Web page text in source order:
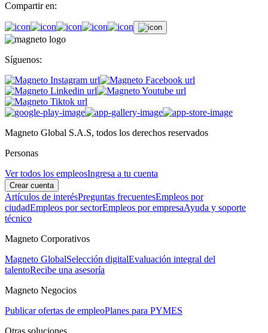
Compartir en:
Síguenos:
Magneto Global S.A.S, todos los derechos reservados
Personas
Ver todos los empleosIngresa a tu cuenta
Crear cuenta
Artículos de interésPreguntas frecuentesEmpleos por
ciudadEmpleos por sectorEmpleos por empresaAyuda y soporte
técnico
Magneto Corporativos
Magneto GlobalSelección digitalEvaluación integral del
talentoRecibe una asesoría
Magneto Negocios
Publicar ofertas de empleoPlanes para PYMES
Otras soluciones